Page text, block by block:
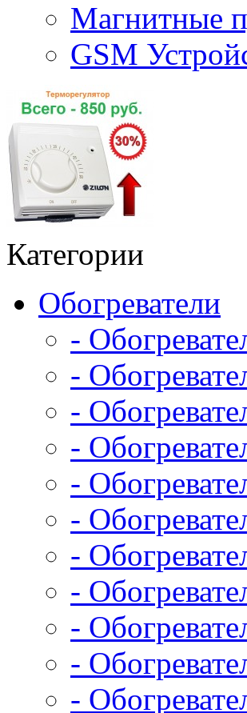
Магнитные
GSM
Категории
Обогреватели
-
-
-
-
-
-
-
-
-
-
-